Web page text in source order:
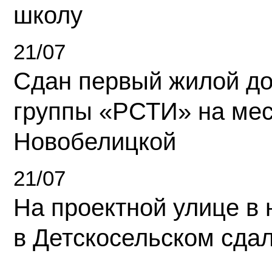
школу
21/07
Сдан первый жилой
группы «РСТИ» на
Новобелицкой
21/07
На проектной улице
в Детскосельском